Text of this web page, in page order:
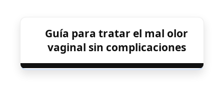
Guía para tratar el mal olor
vaginal sin complicaciones